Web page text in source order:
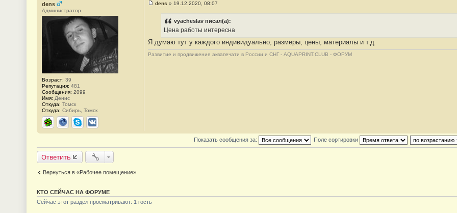
е
dens
Администратор
Возраст: 39
Репутация: 481
Сообщения: 2099
Имя: Денис
Откуда: Томск
Откуда: Сибирь, Томск
ICQ СайтSkypeВКонтакте
н
и
е
dens » 19.12.2020, 08:07
vyacheslav писал(а):
Цена работы интересна
Я думаю тут у каждого индивидуально, размеры, цены, материалы и т.д
Развитие и продвижение аквапечати в России и СНГ - AQUAPRINT.CLUB - ФОРУМ
Показать сообщения за: Поле сортировки
Ответить
Вернуться в «Рабочее помещение»
КТО СЕЙЧАС НА ФОРУМЕ
Сейчас этот раздел просматривают: 1 гость